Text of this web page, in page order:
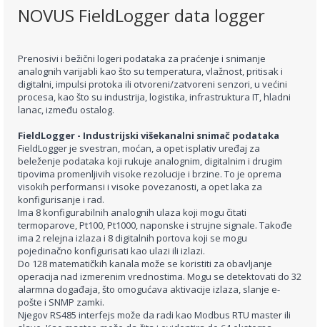
NOVUS FieldLogger data logger
Prenosivi i bežični logeri podataka za praćenje i snimanje
analognih varijabli kao što su temperatura, vlažnost, pritisak i
digitalni, impulsi protoka ili otvoreni/zatvoreni senzori, u većini
procesa, kao što su industrija, logistika, infrastruktura IT, hladni
lanac, između ostalog.
FieldLogger - Industrijski višekanalni snimač podataka
FieldLogger je svestran, moćan, a opet isplativ uređaj za
beleženje podataka koji rukuje analognim, digitalnim i drugim
tipovima promenljivih visoke rezolucije i brzine. To je oprema
visokih performansi i visoke povezanosti, a opet laka za
konfigurisanje i rad.
Ima 8 konfigurabilnih analognih ulaza koji mogu čitati
termoparove, Pt100, Pt1000, naponske i strujne signale. Takođe
ima 2 relejna izlaza i 8 digitalnih portova koji se mogu
pojedinačno konfigurisati kao ulazi ili izlazi.
Do 128 matematičkih kanala može se koristiti za obavljanje
operacija nad izmerenim vrednostima. Mogu se detektovati do 32
alarmna događaja, što omogućava aktivacije izlaza, slanje e-
pošte i SNMP zamki.
Njegov RS485 interfejs može da radi kao Modbus RTU master ili